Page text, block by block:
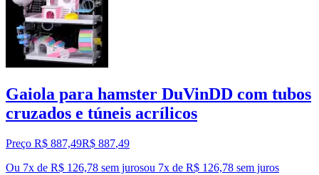
Gaiola para hamster DuVinDD com tubos
cruzados e túneis acrílicos
Preço R$ 887,49R$ 887,49
Ou 7x de R$ 126,78 sem jurosou 7x de R$ 126,78 sem juros